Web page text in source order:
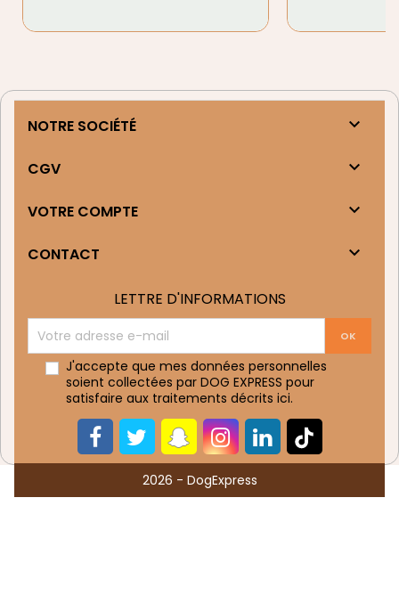
NOTRE SOCIÉTÉ 
CGV 
VOTRE COMPTE 
CONTACT 
LETTRE D'INFORMATIONS
J'accepte que mes données personnelles
soient collectées par DOG EXPRESS pour
satisfaire aux traitements décrits ici.
2026 - DogExpress